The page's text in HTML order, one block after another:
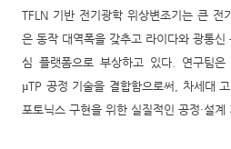
TFLN 기반 전기광학 위상변조기는 큰 전
은 동작 대역폭을 갖추고 라이다와 광통
심 플랫폼으로 부상하고 있다. 연구팀은
µTP 공정 기술을 결합함으로써
차세대
포토닉스 구현을 위한 실질적인 공정·설계